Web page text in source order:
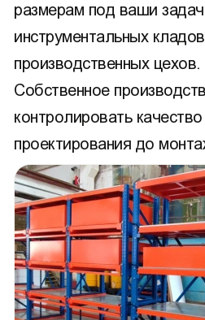
размерам под ваши
инструментальных
производственных цехов.
Собственное
контролировать
проектирования до